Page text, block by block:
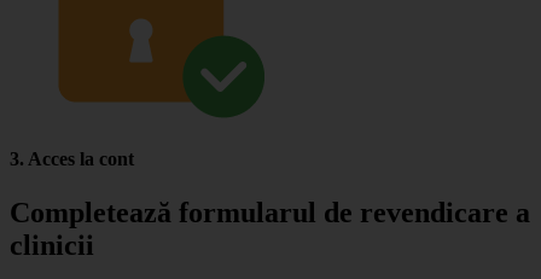
3. Acces la cont
Completează formularul de revendicare a
clinicii